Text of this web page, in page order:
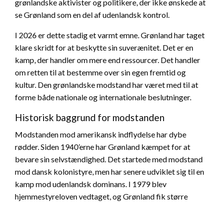
grønlandske aktivister og politikere, der ikke ønskede at
se Grønland som en del af udenlandsk kontrol.
I 2026 er dette stadig et varmt emne. Grønland har taget
klare skridt for at beskytte sin suverænitet. Det er en
kamp, der handler om mere end ressourcer. Det handler
om retten til at bestemme over sin egen fremtid og
kultur. Den grønlandske modstand har været med til at
forme både nationale og internationale beslutninger.
Historisk baggrund for modstanden
Modstanden mod amerikansk indflydelse har dybe
rødder. Siden 1940’erne har Grønland kæmpet for at
bevare sin selvstændighed. Det startede med modstand
mod dansk kolonistyre, men har senere udviklet sig til en
kamp mod udenlandsk dominans. I 1979 blev
hjemmestyreloven vedtaget, og Grønland fik større